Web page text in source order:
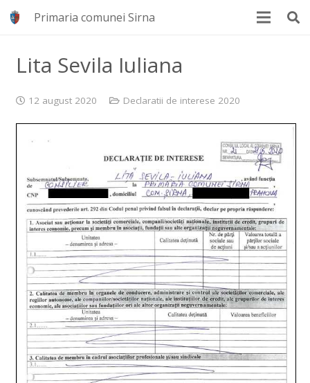
Primaria comunei Sirna
Lita Sevila Iuliana
12 august 2020 Declaratii de interese 2020